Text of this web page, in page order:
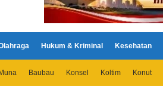
Hukum & Kriminal Kesehatan
Baubau Konsel Koltim Konut